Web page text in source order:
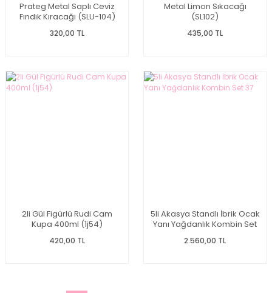
Prateg Metal Saplı Ceviz
Fındık Kıracağı (SLU-104)
320,00 TL
Metal Limon Sıkacağı
(SL102)
435,00 TL
2li Gül Figürlü Rudi Cam
Kupa 400ml (1j54)
420,00 TL
5li Akasya Standlı İbrik Ocak
Yanı Yağdanlık Kombin Set
2.560,00 TL